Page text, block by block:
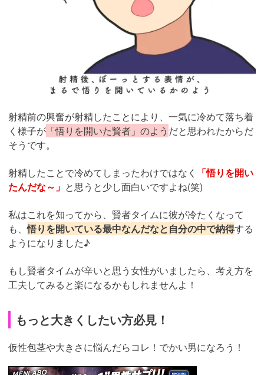
射精前の興奮が射精したことにより、一気に冷めて落ち着
く様子が 「悟りを開いた賢者」のよう だと思われたからだ
そうです。
射精したことで冷めてしまったわけではなく
「悟りを開い
たんだな～」 と思うと少し面白いですよね(笑)
私はこれを知ってから、賢者タイムに彼が冷たくなって
も、悟りを開いている最中なんだなと自分の中で納得する
ようになりました♪
もし賢者タイムが辛いと思う女性がいましたら、考え方を
工夫してみると楽になるかもしれませんよ！
もっと大きくしたい方必見！
仮性包茎や大きさに悩んだらコレ！でかい男になろう！